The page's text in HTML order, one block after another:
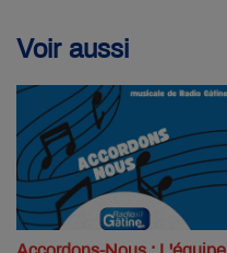
Voir aussi